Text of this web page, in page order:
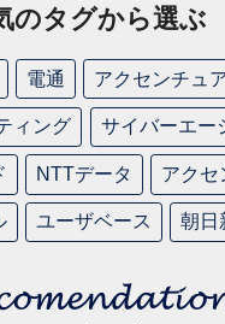
のタグから選ぶ
電通 アクセンチュ
ィング サイバーエー
NTTデータ アクセ
ユーザベース 朝日